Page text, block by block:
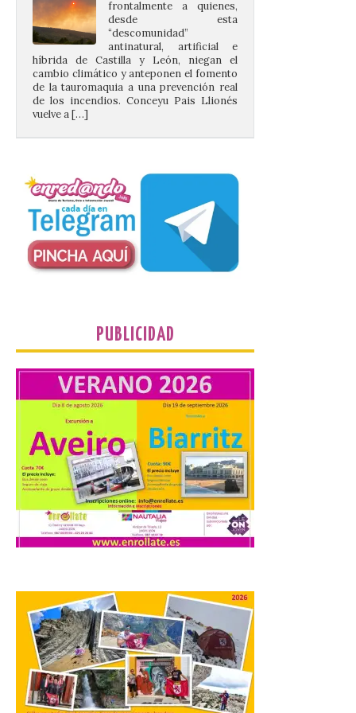
antinatural, artificial e
híbrida de Castilla y León, niegan el
cambio climático y anteponen el fomento
de la tauromaquia a una prevención real
de los incendios. Conceyu Pais Llionés
vuelve a […]
Santander aconseja acudir
público y evitar el
vehículo privado para el
eclipse
8 Ago 2026
Corbanera o Ciriego y
reforzará la movilidad con un servicio
a Ciriego. El Ayuntamiento de […]
Turismo de Extremadura
impulsa nuevas
iniciativas relacionadas
con el trío de eclipses para
afianzar a Extremadura
como referente en
astroturismo
Extremadura cuenta con
uno de los cielos
estrellados con menor
contaminación lumínica
de Europa, un recurso
natural que permite disfrutar de
actividades de astroturismo durante todo
el año. La Dirección General de Turismo
PUBLICIDAD